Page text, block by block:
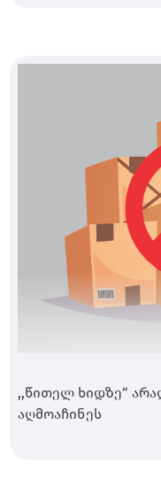
,,წითელ ხიდზე“
აღმოაჩინეს